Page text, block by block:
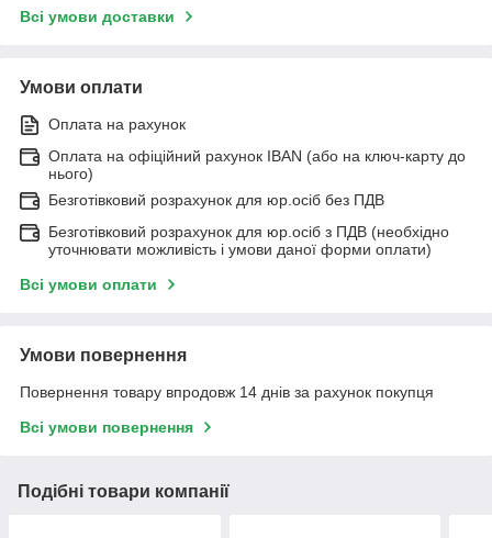
Всі умови доставки
Умови оплати
Оплата на рахунок
Оплата на офіційний рахунок IBAN (або на ключ-карту до
нього)
Безготівковий розрахунок для юр.осіб без ПДВ
Безготівковий розрахунок для юр.осіб з ПДВ (необхідно
уточнювати можливість і умови даної форми оплати)
Всі умови оплати
Умови повернення
Повернення товару впродовж 14 днів за рахунок покупця
Всі умови повернення
Подібні товари компанії